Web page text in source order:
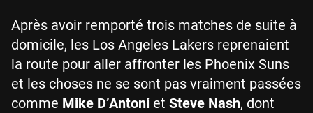
Après avoir remporté trois matches de suite à
domicile, les Los Angeles Lakers reprenaient
la route pour aller affronter les Phoenix Suns
et les choses ne se sont pas vraiment passées
comme Mike D’Antoni et Steve Nash, dont